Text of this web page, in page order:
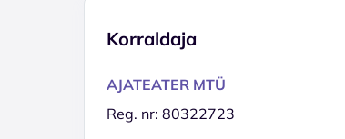
Korraldaja
AJATEATER MTÜ
Reg. nr: 80322723